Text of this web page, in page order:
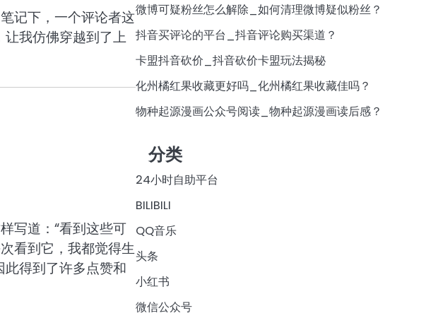
记下，一个评论者这
让我仿佛穿越到了上
写道：“看到这些可
看到它，我都觉得生
得到了许多点赞和
微博可疑粉丝怎么解除_如何清理微博疑似粉丝？
抖音买评论的平台_抖音评论购买渠道？
卡盟抖音砍价_抖音砍价卡盟玩法揭秘
化州橘红果收藏更好吗_化州橘红果收藏佳吗？
物种起源漫画公众号阅读_物种起源漫画读后感？
分类
24小时自助平台
BILIBILI
QQ音乐
头条
小红书
微信公众号